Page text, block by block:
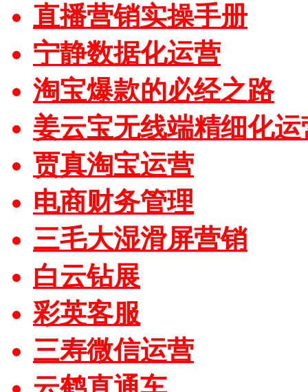
直播营销实操手册
宁静数据化运营
淘宝爆款的必经之路
姜云宝无线端精细化运
贾真淘宝运营
电商财务管理
三毛大湿滑屏营销
白云钻展
彩英客服
三寿微信运营